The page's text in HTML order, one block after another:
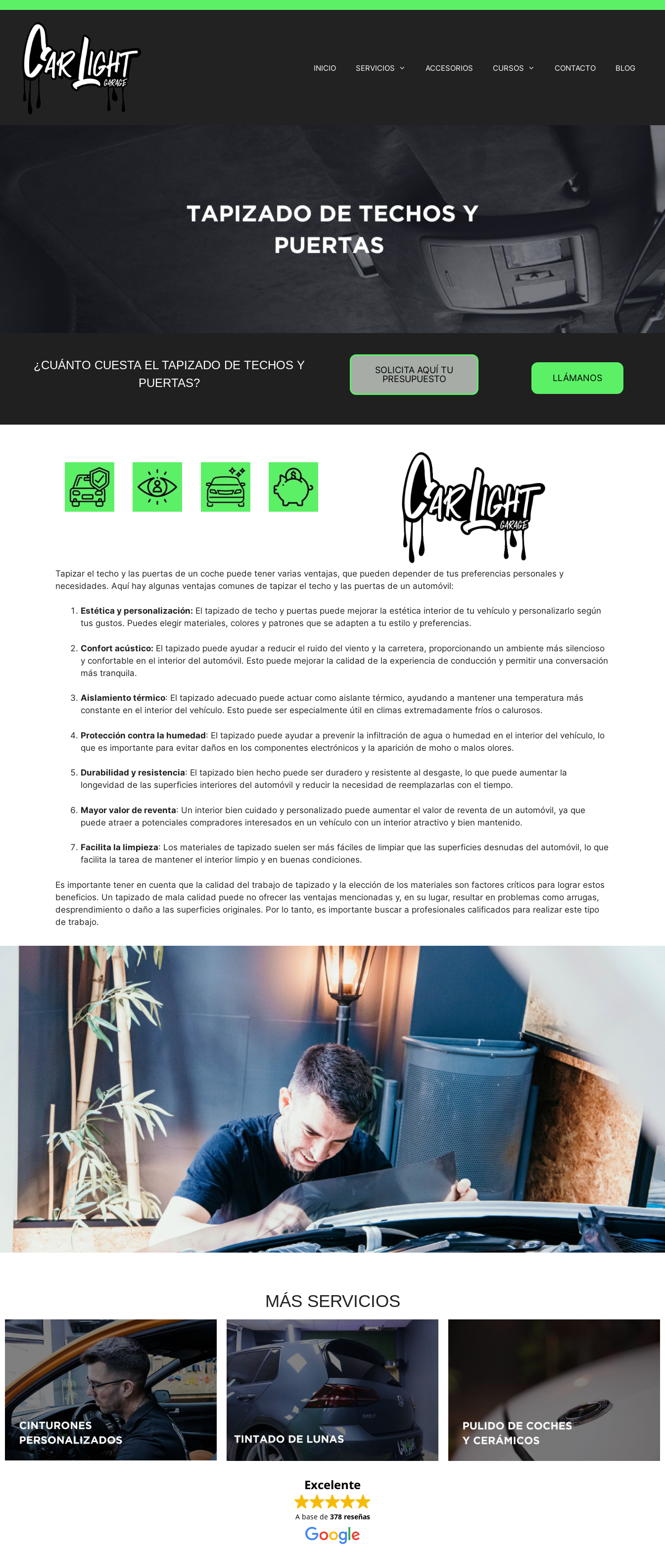
INICIO SERVICIOS ACCESORIOS CURSOS CONTACTO BLOG
¿CUÁNTO CUESTA EL TAPIZADO DE TECHOS Y
PUERTAS?
SOLICITA AQUÍ TU
PRESUPUESTO
LLÁMANOS
Tapizar el techo y las puertas de un coche puede tener varias ventajas, que pueden depender de tus preferencias personales y
necesidades. Aquí hay algunas ventajas comunes de tapizar el techo y las puertas de un automóvil:
Estética y personalización: El tapizado de techo y puertas puede mejorar la estética interior de tu vehículo y personalizarlo según
tus gustos. Puedes elegir materiales, colores y patrones que se adapten a tu estilo y preferencias.
Confort acústico: El tapizado puede ayudar a reducir el ruido del viento y la carretera, proporcionando un ambiente más silencioso
y confortable en el interior del automóvil. Esto puede mejorar la calidad de la experiencia de conducción y permitir una conversación
más tranquila.
Aislamiento térmico: El tapizado adecuado puede actuar como aislante térmico, ayudando a mantener una temperatura más
constante en el interior del vehículo. Esto puede ser especialmente útil en climas extremadamente fríos o calurosos.
Protección contra la humedad: El tapizado puede ayudar a prevenir la infiltración de agua o humedad en el interior del vehículo, lo
que es importante para evitar daños en los componentes electrónicos y la aparición de moho o malos olores.
Durabilidad y resistencia: El tapizado bien hecho puede ser duradero y resistente al desgaste, lo que puede aumentar la
longevidad de las superficies interiores del automóvil y reducir la necesidad de reemplazarlas con el tiempo.
Mayor valor de reventa: Un interior bien cuidado y personalizado puede aumentar el valor de reventa de un automóvil, ya que
puede atraer a potenciales compradores interesados en un vehículo con un interior atractivo y bien mantenido.
Facilita la limpieza: Los materiales de tapizado suelen ser más fáciles de limpiar que las superficies desnudas del automóvil, lo que
facilita la tarea de mantener el interior limpio y en buenas condiciones.
Es importante tener en cuenta que la calidad del trabajo de tapizado y la elección de los materiales son factores críticos para lograr estos
beneficios. Un tapizado de mala calidad puede no ofrecer las ventajas mencionadas y, en su lugar, resultar en problemas como arrugas,
desprendimiento o daño a las superficies originales. Por lo tanto, es importante buscar a profesionales calificados para realizar este tipo
de trabajo.
MÁS SERVICIOS
Excelente
A base de 378 reseñas